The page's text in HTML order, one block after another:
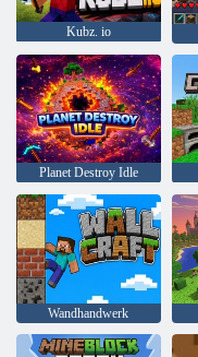
Kubz. io
Planet Destroy Idle
Wandhandwerk